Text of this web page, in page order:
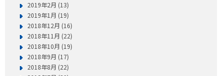
2019年2月 (13)
2019年1月 (19)
2018年12月 (16)
2018年11月 (22)
2018年10月 (19)
2018年9月 (17)
2018年8月 (22)